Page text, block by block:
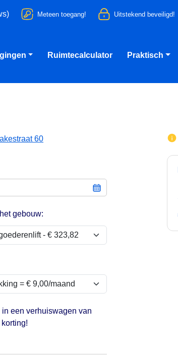
Meteen toegang! Uitstekend beveiligd!
Ruimtecalculator Praktisch
60
gebouw:
in een verhuiswagen van